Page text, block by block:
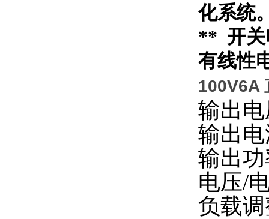
化系统
** 开关
有线性
100V6A
输出
输出
输出
电压/
负载